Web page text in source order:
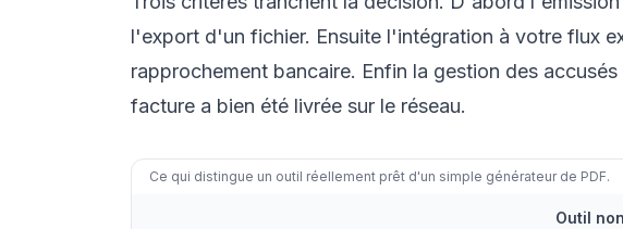
l'export d'un fichier. Ensuite l'intégration à votre flux
rapprochement bancaire. Enfin la gestion des
facture a bien été livrée sur le réseau.
Ce qui distingue un outil réellement prêt d'un simple générateur de PDF.
Outil